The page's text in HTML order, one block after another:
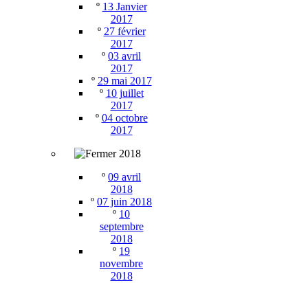
º 13 Janvier
2017
º 27 février
2017
º 03 avril
2017
º 29 mai 2017
º 10 juillet
2017
º 04 octobre
2017
2018
º 09 avril
2018
º 07 juin 2018
º 10
septembre
2018
º 19
novembre
2018